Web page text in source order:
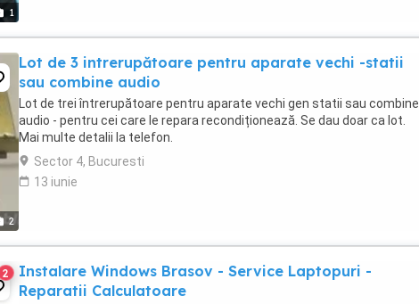
1
2
Lot de 3 intrerupătoare pentru aparate vechi -statii
sau combine audio
Lot de trei întrerupătoare pentru aparate vechi gen statii sau combine
audio - pentru cei care le repara recondiționează. Se dau doar ca lot.
Mai multe detalii la telefon.
Sector 4, Bucuresti
13 iunie
2
Instalare Windows Brasov - Service Laptopuri -
Reparatii Calculatoare